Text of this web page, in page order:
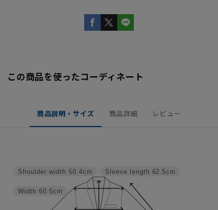
この商品を使ったコーディネート
商品説明・サイズ 商品詳細 レビュー
Sleeve length 62.5cm
Width 60.5cm
Shoulder width 50.4cm